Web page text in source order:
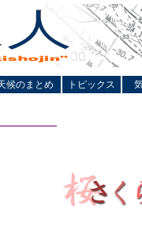
候のまとめ トピックス